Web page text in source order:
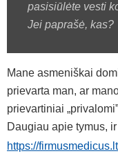
pasisiūlėte vesti
Jei paprašė, kas?
Mane asmeniškai
prievarta man, ar
prievartiniai
Daugiau apie tymus,
https://